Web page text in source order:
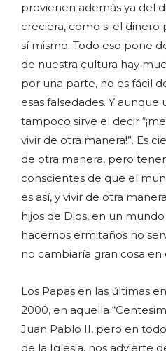
provienen además ya del
creciera, como si el dinero
sí mismo. Todo eso pone
de nuestra cultura hay
por una parte, no es fácil
esas falsedades. Y
tampoco sirve el decir
vivir de otra manera!”. Es
de otra manera, pero
conscientes de que el
es así, y vivir de otra
hijos de Dios, en un
hacernos ermitaños no
no cambiaría gran cosa en
Los Papas en las últimas
2000, en aquella
Juan Pablo II, pero en
de la Iglesia, nos advierte